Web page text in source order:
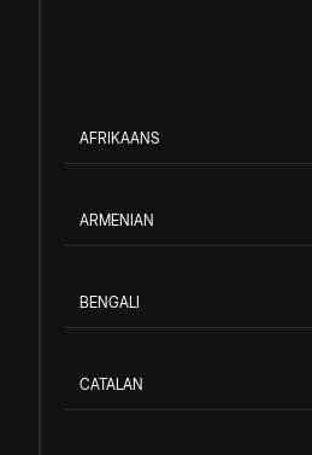
AFRIKAANS
ARMENIAN
BENGALI
CATALAN